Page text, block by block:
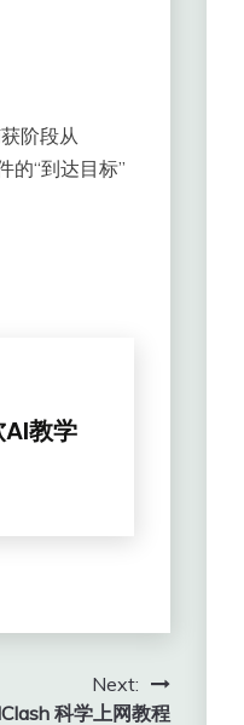
阶段从
的“到达目标”
教学
Next:
科学上网教程